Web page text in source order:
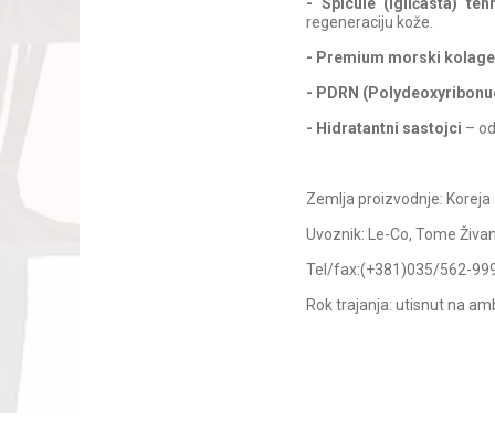
- Spicule (igličasta)
regeneraciju kože.
- Premium morski
- PDRN
- Hidratantni sastojci –
Zemlja proizvodnje: Koreja
Uvoznik: Le-Co, Tome
Tel/fax:(+381)035/562-
Rok trajanja: utisnut na